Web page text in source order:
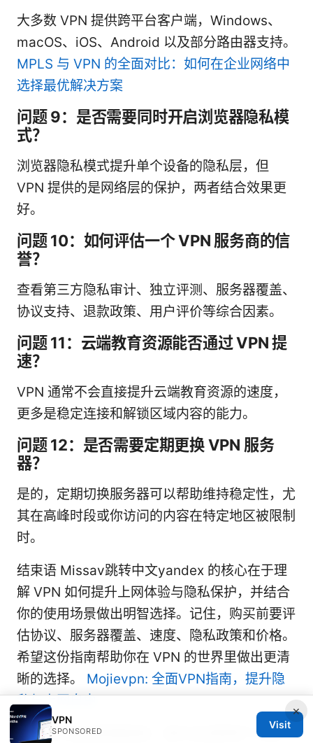
大多数 VPN 提供跨平台客户端，Windows、
macOS、iOS、Android 以及部分路由器支持。
MPLS 与 VPN 的全面对比：如何在企业网络中
选择最优解决方案
问题 9：是否需要同时开启浏览器隐私模
式？
浏览器隐私模式提升单个设备的隐私层，但
VPN 提供的是网络层的保护，两者结合效果更
好。
问题 10：如何评估一个 VPN 服务商的信
誉？
查看第三方隐私审计、独立评测、服务器覆盖、
协议支持、退款政策、用户评价等综合因素。
问题 11：云端教育资源能否通过 VPN 提
速？
VPN 通常不会直接提升云端教育资源的速度，
更多是稳定连接和解锁区域内容的能力。
问题 12：是否需要定期更换 VPN 服务
器？
是的，定期切换服务器可以帮助维持稳定性，尤
其在高峰时段或你访问的内容在特定地区被限制
时。
结束语 Missav跳转中文yandex 的核心在于理
解 VPN 如何提升上网体验与隐私保护，并结合
你的使用场景做出明智选择。记住，购买前要评
估协议、服务器覆盖、速度、隐私政策和价格。
希望这份指南帮助你在 VPN 的世界里做出更清
晰的选择。 Mojievpn: 全面VPN指南，提升隐
私与上网自由
注：本文包含联盟链接，请在合适情境下点击下
×
VPN
SPONSORED
Visit